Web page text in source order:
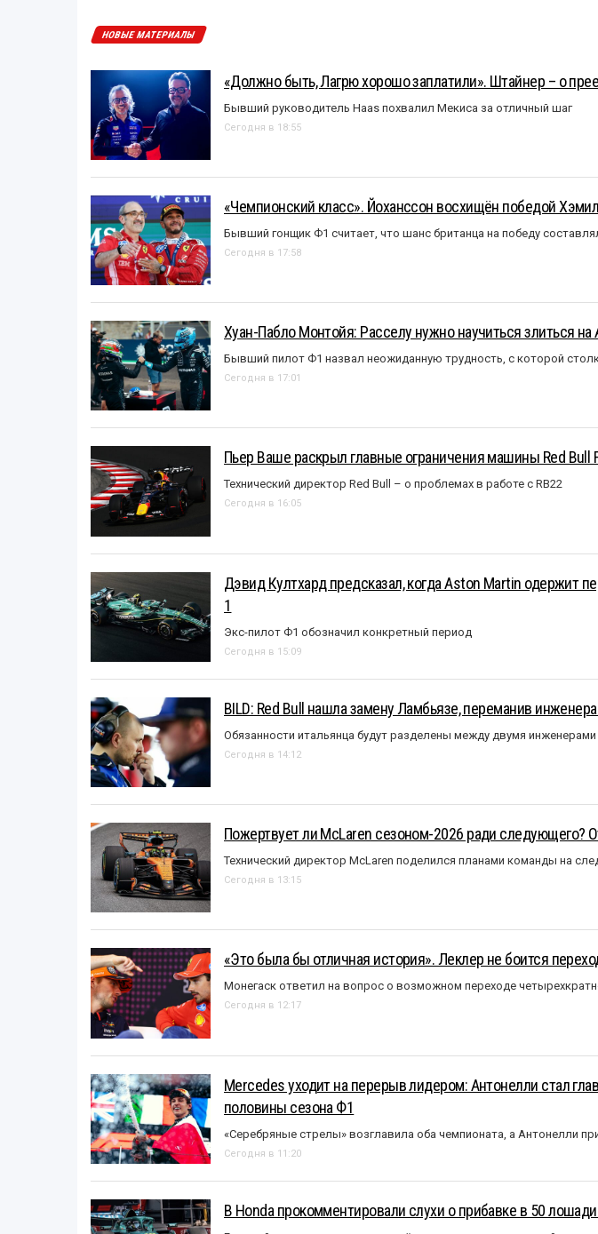
НОВЫЕ МАТЕРИАЛЫ
«Должно быть, Лагрю хорошо заплатили». Штайнер – о
Бывший руководитель Haas похвалил Мекиса за отличный шаг
Сегодня в 18:55
«Чемпионский класс». Йоханссон восхищён победой
Бывший гонщик Ф1 считает, что шанс британца на победу
Сегодня в 17:58
Хуан-Пабло Монтойя: Расселу нужно научиться злиться на
Бывший пилот Ф1 назвал неожиданную трудность, с которой
Сегодня в 17:01
Пьер Ваше раскрыл главные ограничения машины Red Bull
Технический директор Red Bull – о проблемах в работе с RB22
Сегодня в 16:05
Дэвид Култхард предсказал, когда Aston Martin одержит
1
Экс-пилот Ф1 обозначил конкретный период
Сегодня в 15:09
BILD: Red Bull нашла замену Ламбьязе, переманив
Обязанности итальянца будут разделены между двумя инженерами
Сегодня в 14:12
Пожертвует ли McLaren сезоном-2026 ради следующего?
Технический директор McLaren поделился планами команды на
Сегодня в 13:15
«Это была бы отличная история». Леклер не боится
Монегаск ответил на вопрос о возможном переходе
Сегодня в 12:17
Mercedes уходит на перерыв лидером: Антонелли стал
половины сезона Ф1
«Серебряные стрелы» возглавила оба чемпионата, а Антонелли
Сегодня в 11:20
В Honda прокомментировали слухи о прибавке в 50